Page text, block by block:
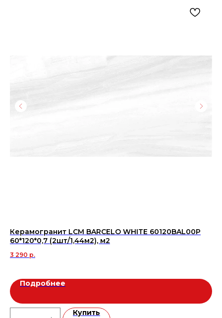
Керамогранит LCM BARCELO WHITE 60120BAL00P
60*120*0,7 (2шт/1,44м2), м2
3 290 р.
Подробнее
Купить